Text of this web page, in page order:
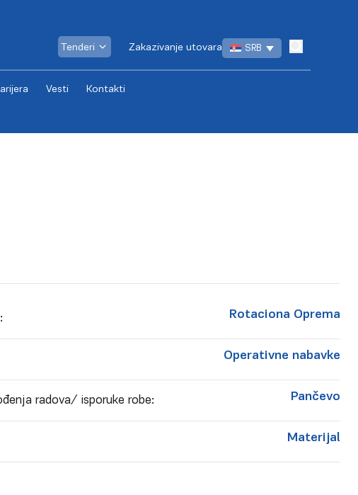
Tenderi Zakazivanje utovara SRB
Vesti Kontakti
Rotaciona Oprema
Operativne nabavke
radova/ isporuke robe: Pančevo
Materijal